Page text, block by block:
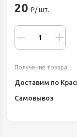
20 Р/ шт.
Получение товара
Доставим по
Самовывоз